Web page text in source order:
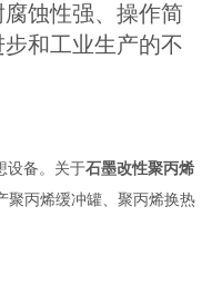
腐蚀性强、操作简
和工业生产的不
设备。关于石墨改性聚丙烯
聚丙烯缓冲罐、聚丙烯换热